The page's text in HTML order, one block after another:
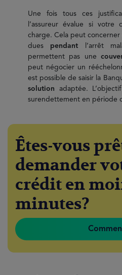
Une fois tous ces
l’assureur évalue si
charge. Cela peut
dues pendant
l’arrêt
permettent pas une
peut négocier un
est possible de saisir la
solution adaptée.
surendettement en période
Êtes-vous
demander
crédit en
minutes?